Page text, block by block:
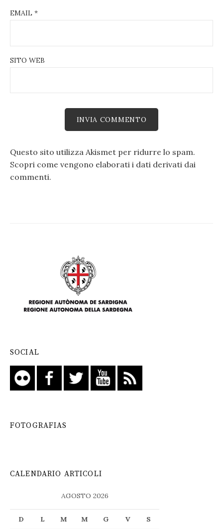
EMAIL *
SITO WEB
Questo sito utilizza Akismet per ridurre lo spam.
Scopri come vengono elaborati i dati derivati dai
commenti.
SOCIAL
FOTOGRAFIAS
CALENDARIO ARTICOLI
AGOSTO 2026
D L M M G V S